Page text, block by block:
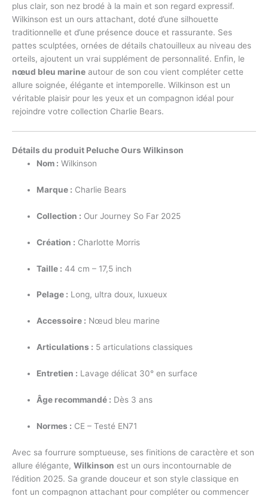
plus clair, son nez brodé à la main et son regard expressif.
Wilkinson est un ours attachant, doté d’une silhouette
traditionnelle et d’une présence douce et rassurante. Ses
pattes sculptées, ornées de détails chatouilleux au niveau des
orteils, ajoutent un vrai supplément de personnalité. Enfin, le
nœud bleu marine autour de son cou vient compléter cette
allure soignée, élégante et intemporelle. Wilkinson est un
véritable plaisir pour les yeux et un compagnon idéal pour
rejoindre votre collection Charlie Bears.
Détails du produit Peluche Ours Wilkinson
Nom : Wilkinson
Marque : Charlie Bears
Collection : Our Journey So Far 2025
Création : Charlotte Morris
Taille : 44 cm – 17,5 inch
Pelage : Long, ultra doux, luxueux
Accessoire : Nœud bleu marine
Articulations : 5 articulations classiques
Entretien : Lavage délicat 30° en surface
Âge recommandé : Dès 3 ans
Normes : CE – Testé EN71
Avec sa fourrure somptueuse, ses finitions de caractère et son
allure élégante, Wilkinson est un ours incontournable de
l’édition 2025. Sa grande douceur et son style classique en
font un compagnon attachant pour compléter ou commencer